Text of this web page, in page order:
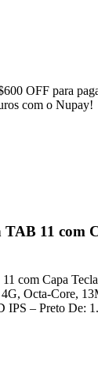
OFF para
com o Nupay!
11 com
com Capa
Octa-Core,
IPS – Preto De: